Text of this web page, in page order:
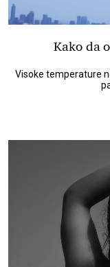
Kako da
Visoke temperature